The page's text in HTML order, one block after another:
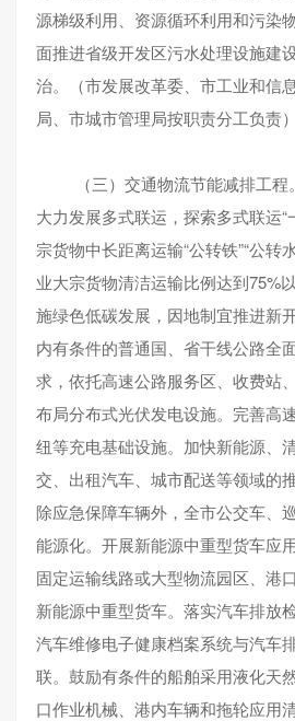
源梯级利用、资源循环利用和污染
面推进省级开发区污水处理设施建
治。（市发展改革委、市工业和信
局、市城市管理局按职责分工负责）
（三）交通物流节能减排工
大力发展多式联运，探索多式联运“
宗货物中长距离运输“公转铁”“公转
业大宗货物清洁运输比例达到75%
施绿色低碳发展，因地制宜推进新
内有条件的普通国、省干线公路全
求，依托高速公路服务区、收费站
布局分布式光伏发电设施。完善高
纽等充电基础设施。加快新能源、
交、出租汽车、城市配送等领域的
除应急保障车辆外，全市公交车、
能源化。开展新能源中重型货车应
固定运输线路或大型物流园区、港
新能源中重型货车。落实汽车排放
汽车维修电子健康档案系统与汽车
联。鼓励有条件的船舶采用液化天
口作业机械、港内车辆和拖轮应用